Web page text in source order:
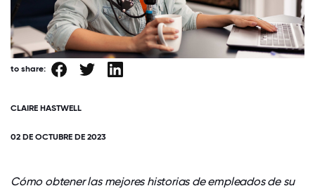
to share:
CLAIRE HASTWELL
02 DE OCTUBRE DE 2023
Cómo obtener las mejores historias de empleados de su